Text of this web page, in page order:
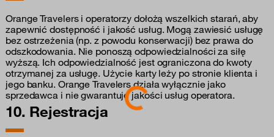
Orange Travelers i operatorzy dołożą wszelkich starań, aby
zapewnić dostępność i jakość usług. Mogą zawiesić usługę
bez ostrzeżenia (np. z powodu konserwacji) bez prawa do
odszkodowania. Nie ponoszą odpowiedzialności za siłę
wyższą. Ich odpowiedzialność jest ograniczona do kwoty
otrzymanej za usługę. Użycie karty leży po stronie klienta i
jego banku. Orange Travelers działa wyłącznie jako
sprzedawca i nie gwarantuje jakości usług operatora.
10. Rejestracja
Loading...